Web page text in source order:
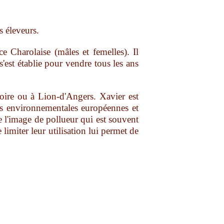
éleveurs.
Charolaise (mâles et femelles). Il
établie pour vendre tous les ans
ou à Lion-d'Angers. Xavier est
européennes et
l'image de pollueur qui est souvent
limiter leur utilisation lui permet de